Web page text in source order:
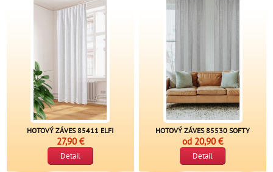
HOTOVÝ ZÁVES 85411 ELFI
27,90 €
Detail
HOTOVÝ ZÁVES 85530 SOFTY
od 20,90 €
Detail